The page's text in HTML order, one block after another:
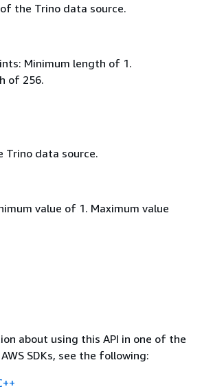
the Trino data source.
Minimum length of 1.
of 256.
Trino data source.
value of 1. Maximum value
about using this API in one of the
SDKs, see the following: